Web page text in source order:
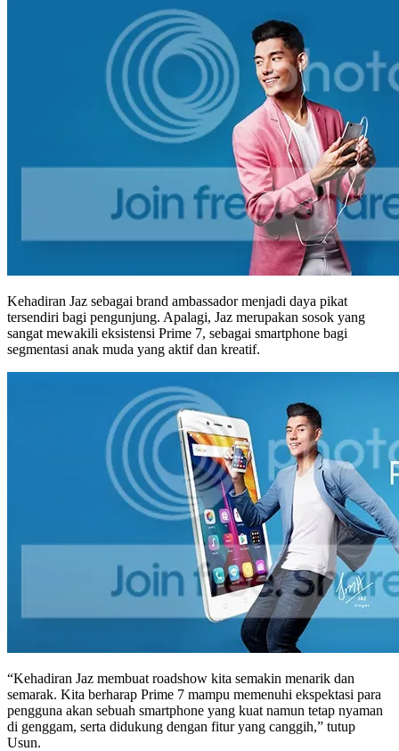
Kehadiran Jaz sebagai brand ambassador menjadi daya pikat
tersendiri bagi pengunjung. Apalagi, Jaz merupakan sosok yang
sangat mewakili eksistensi Prime 7, sebagai smartphone bagi
segmentasi anak muda yang aktif dan kreatif.
“Kehadiran Jaz membuat roadshow kita semakin menarik dan
semarak. Kita berharap Prime 7 mampu memenuhi ekspektasi para
pengguna akan sebuah smartphone yang kuat namun tetap nyaman
di genggam, serta didukung dengan fitur yang canggih,” tutup
Usun.